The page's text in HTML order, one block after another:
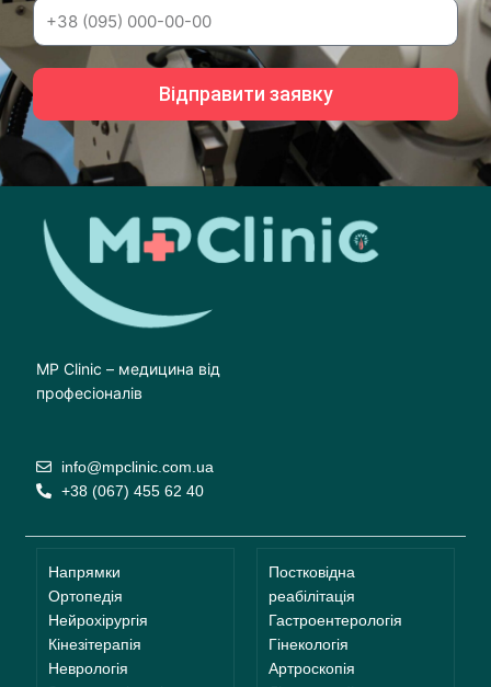
Відправити заявку
MP Clinic – медицина від
професіоналів
info@mpclinic.com.ua
+38 (067) 455 62 40
Напрямки
Ортопедія
Нейрохірургія
Кінезітерапія
Неврологія
Постковідна
реабілітація
Гастроентерологія
Гінекологія
Артроскопія